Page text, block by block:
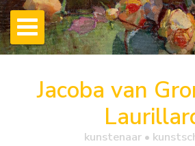
Jacoba van
kunstenaar •